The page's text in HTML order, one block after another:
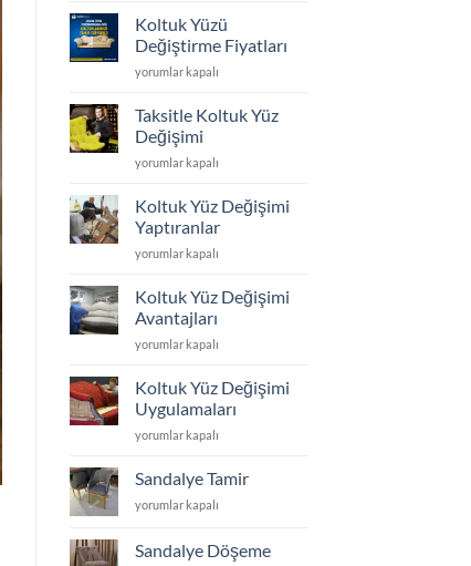
Döşeme
Yüz
Değişimi
Koltuk Yüzü
Değiştirme Fiyatları
Koltuk
Değiştirme
Fiyatları
için
yorumlar kapalı
Taksitle Koltuk Yüz
Değişimi
Taksitle
Yüz
için
yorumlar kapalı
Koltuk Yüz Değişimi
Yaptıranlar
Koltuk
Değişimi
için
yorumlar kapalı
Koltuk Yüz Değişimi
Avantajları
Koltuk
Değişimi
için
yorumlar kapalı
Koltuk Yüz Değişimi
Uygulamaları
Koltuk
Değişimi
Uygulamaları
için
yorumlar kapalı
Sandalye Tamir
Sandalye
yorumlar kapalı
Sandalye Döşeme